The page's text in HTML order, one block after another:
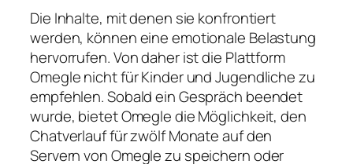
Die Inhalte, mit denen sie konfrontiert
werden, können eine emotionale Belastung
hervorrufen. Von daher ist die Plattform
Omegle nicht für Kinder und Jugendliche zu
empfehlen. Sobald ein Gespräch beendet
wurde, bietet Omegle die Möglichkeit, den
Chatverlauf für zwölf Monate auf den
Servern von Omegle zu speichern oder